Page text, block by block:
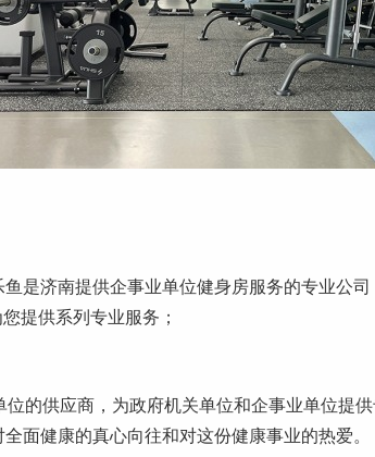
济南提供企事业单位健身房服务的专业公
提供系列专业服务；
的供应商，为政府机关单位和企事业单位提
面健康的真心向往和对这份健康事业的热爱。